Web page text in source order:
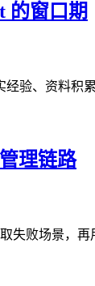
的窗口期
验、资料积
理链路
失败场景，